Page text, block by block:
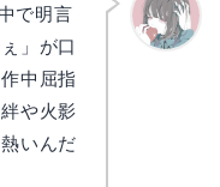
で明言
」が口
中屈指
や火影
いんだ